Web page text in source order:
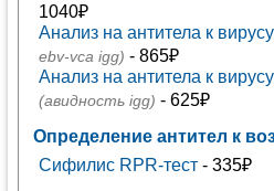
1040₽
Анализ на антитела к
ebv-vca igg) - 865₽
Анализ на антитела к
(авидность igg) - 625₽
Определение антител к
Сифилис RPR-тест- 335₽